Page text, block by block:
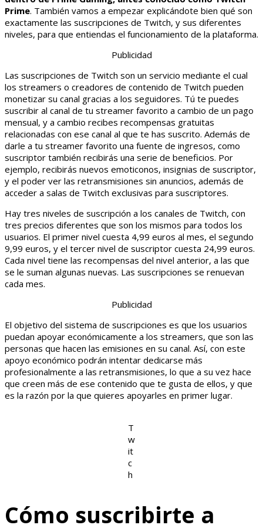
Prime. También vamos a empezar explicándote bien qué son
exactamente las suscripciones de Twitch, y sus diferentes
niveles, para que entiendas el funcionamiento de la plataforma.
Publicidad
Las suscripciones de Twitch son un servicio mediante el cual
los streamers o creadores de contenido de Twitch pueden
monetizar su canal gracias a los seguidores. Tú te puedes
suscribir al canal de tu streamer favorito a cambio de un pago
mensual, y a cambio recibes recompensas gratuitas
relacionadas con ese canal al que te has suscrito. Además de
darle a tu streamer favorito una fuente de ingresos, como
suscriptor también recibirás una serie de beneficios. Por
ejemplo, recibirás nuevos emoticonos, insignias de suscriptor,
y el poder ver las retransmisiones sin anuncios, además de
acceder a salas de Twitch exclusivas para suscriptores.
Hay tres niveles de suscripción a los canales de Twitch, con
tres precios diferentes que son los mismos para todos los
usuarios. El primer nivel cuesta 4,99 euros al mes, el segundo
9,99 euros, y el tercer nivel de suscriptor cuesta 24,99 euros.
Cada nivel tiene las recompensas del nivel anterior, a las que
se le suman algunas nuevas. Las suscripciones se renuevan
cada mes.
Publicidad
El objetivo del sistema de suscripciones es que los usuarios
puedan apoyar económicamente a los streamers, que son las
personas que hacen las emisiones en su canal. Así, con este
apoyo económico podrán intentar dedicarse más
profesionalmente a las retransmisiones, lo que a su vez hace
que creen más de ese contenido que te gusta de ellos, y que
es la razón por la que quieres apoyarles en primer lugar.
T
w
it
c
h
Cómo suscribirte a